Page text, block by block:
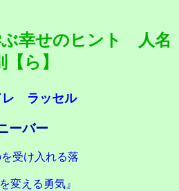
ぶ幸せのヒント 人名
【ら】
ラッセル
ーバー
を受け入れる落
変える勇気』